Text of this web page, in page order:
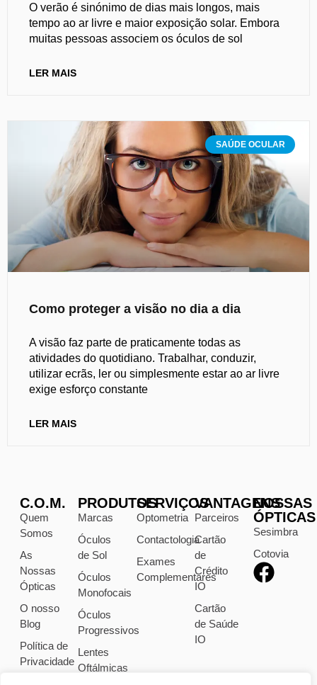
O verão é sinónimo de dias mais longos, mais
tempo ao ar livre e maior exposição solar. Embora
muitas pessoas associem os óculos de sol
LER MAIS
SAÚDE OCULAR
Como proteger a visão no dia a dia
A visão faz parte de praticamente todas as
atividades do quotidiano. Trabalhar, conduzir,
utilizar ecrãs, ler ou simplesmente estar ao ar livre
exige esforço constante
LER MAIS
C.O.M.
Quem
Somos
As
Nossas
Ópticas
O nosso
Blog
Política de
Privacidade
PRODUTOS
Marcas
Óculos
de Sol
Óculos
Monofocais
Óculos
Progressivos
Lentes
Oftálmicas
SERVIÇOS
Optometria
Contactologia
Exames
Complementares
VANTAGENS
Parceiros
Cartão
de
Crédito
IO
Cartão
de Saúde
IO
NOSSAS
ÓPTICAS
Sesimbra
Cotovia